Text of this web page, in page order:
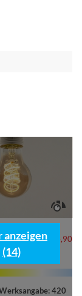
·Vorrätig 14,90
K
420
anzeigen
(14)